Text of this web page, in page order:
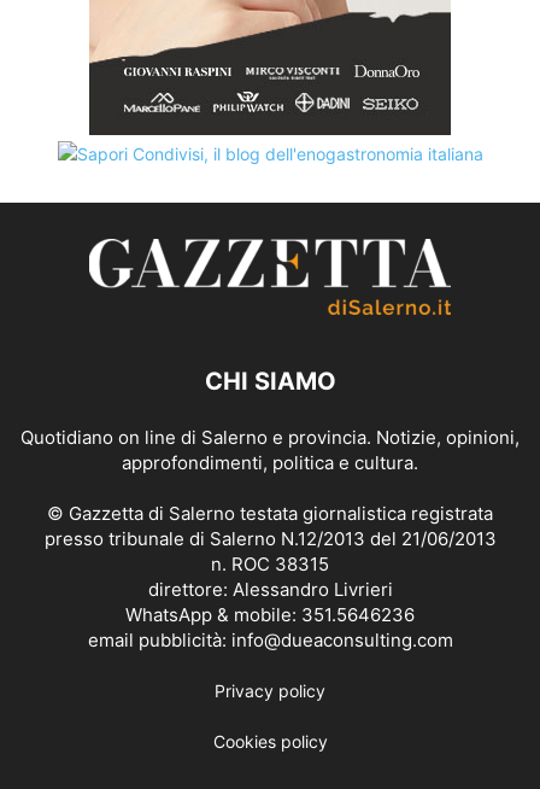
CHI SIAMO
Quotidiano on line di Salerno e provincia. Notizie, opinioni,
approfondimenti, politica e cultura.
© Gazzetta di Salerno testata giornalistica registrata
presso tribunale di Salerno N.12/2013 del 21/06/2013
n. ROC 38315
direttore: Alessandro Livrieri
WhatsApp & mobile: 351.5646236
email pubblicità: info@dueaconsulting.com
Privacy policy
Cookies policy